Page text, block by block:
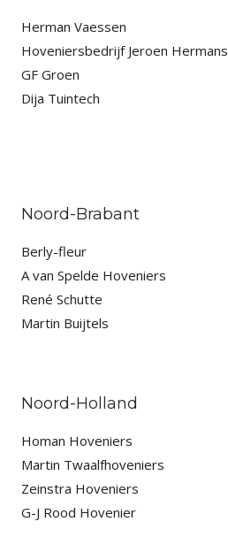
Herman Vaessen
Hoveniersbedrijf Jeroen Hermans
GF Groen
Dija Tuintech
Noord-Brabant
Berly-fleur
A van Spelde Hoveniers
René Schutte
Martin Buijtels
Noord-Holland
Homan Hoveniers
Martin Twaalfhoveniers
Zeinstra Hoveniers
G-J Rood Hovenier